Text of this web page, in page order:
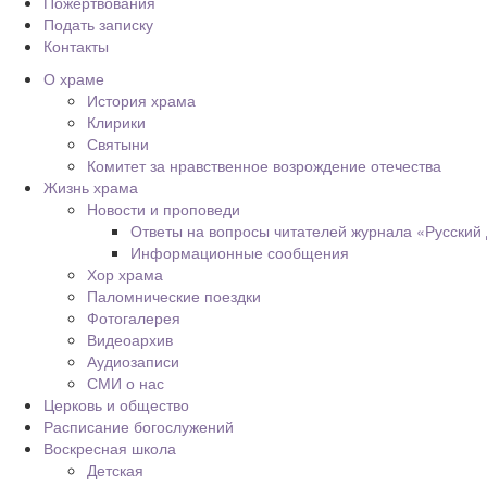
Подать записку
Контакты
О храме
История храма
Клирики
Святыни
Комитет за нравственное возрождение отечества
Жизнь храма
Новости и проповеди
Ответы на вопросы читателей журнала
Информационные сообщения
Хор храма
Паломнические поездки
Фотогалерея
Видеоархив
Аудиозаписи
СМИ о нас
Церковь и общество
Расписание богослужений
Воскресная школа
Детская